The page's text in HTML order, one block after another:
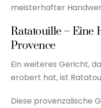
meisterhafter
Ratatouille – Eine
Provence
Ein weiteres Gericht,
erobert hat, ist
Diese provenzalische